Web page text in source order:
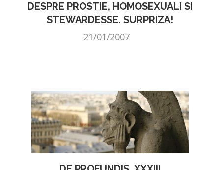
DESPRE PROSTIE, HOMOSEXUALI SI
STEWARDESSE. SURPRIZA!
21/01/2007